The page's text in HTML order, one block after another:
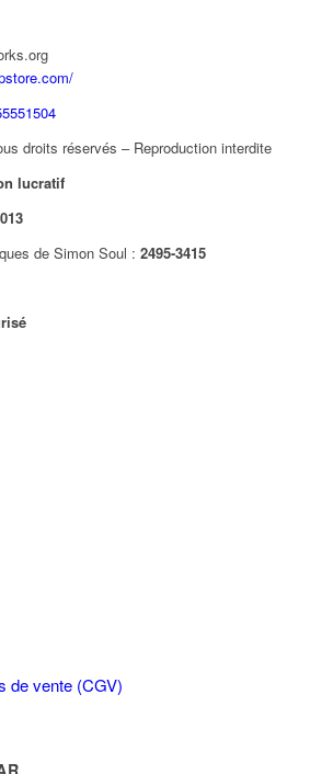
droits réservés – Reproduction interdite
lucratif
de Simon Soul : 2495-3415
de vente (CGV)